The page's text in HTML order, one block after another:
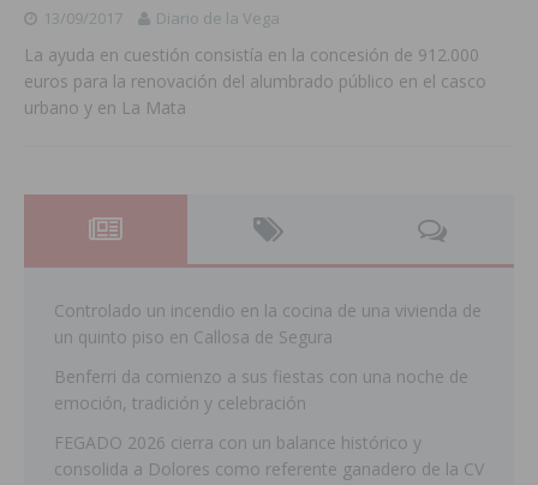
13/09/2017 Diario de la Vega
La ayuda en cuestión consistía en la concesión de 912.000
euros para la renovación del alumbrado público en el casco
urbano y en La Mata
Controlado un incendio en la cocina de una vivienda de
un quinto piso en Callosa de Segura
Benferri da comienzo a sus fiestas con una noche de
emoción, tradición y celebración
FEGADO 2026 cierra con un balance histórico y
consolida a Dolores como referente ganadero de la CV